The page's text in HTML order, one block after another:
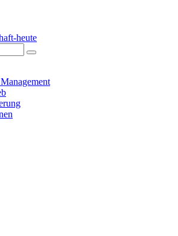
heute